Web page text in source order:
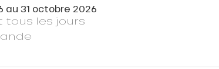
au 31 octobre 2026
tous les jours